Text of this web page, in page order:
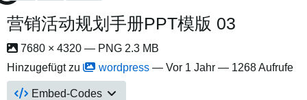
营销活动规划手册PPT模版 03
7680 × 4320 — PNG 2.3 MB
Hinzugefügt zu
wordpress — Vor 1 Jahr — 1268 Aufrufe
Embed-Codes